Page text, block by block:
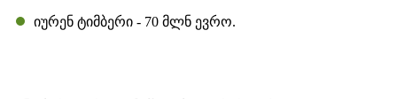
იურენ ტიმბერი - 70 მლნ ევრო.